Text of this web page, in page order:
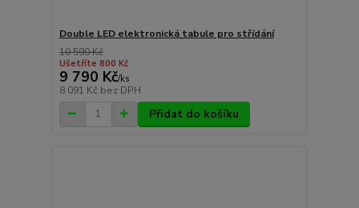
Double LED elektronická tabule pro střídání
10 590 Kč
Ušetříte 800 Kč
9 790 Kč/ks
8 091 Kč bez DPH
Přidat do košíku